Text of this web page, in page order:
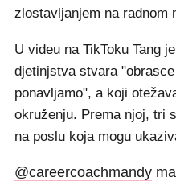
zlostavljanjem na radnom
U videu na TikToku Tang
djetinjstva stvara
ponavljamo", a koji
okruženju. Prema njoj, tri
na poslu koja mogu
@careercoachmandy